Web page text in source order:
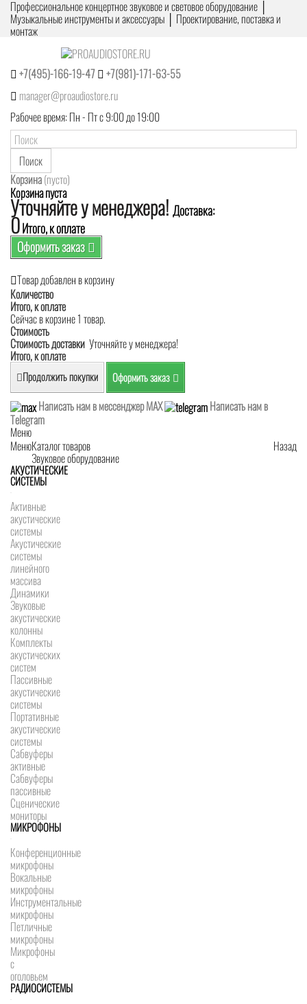
Профессиональное концертное звуковое и световое оборудование │
Музыкальные инструменты и аксессуары │ Проектирование, поставка и
монтаж
+7(495)-166-19-47
+7(981)-171-63-55
manager@proaudiostore.ru
Рабочее время: Пн - Пт с 9:00 до 19:00
Поиск
Корзина(пусто)
Корзина пуста
Уточняйте у менеджера! Доставка:
0Итого, к оплате
Оформить заказ
Товар добавлен в корзину
Количество
Итого, к оплате
Сейчас в корзине 1 товар.
Стоимость
Стоимость доставки Уточняйте у менеджера!
Итого, к оплате
Продолжить покупки Оформить заказ
Написать нам в мессенджер MAX
Написать нам в
Telegram
Меню
Меню
Назад
Каталог товаров
Звуковое оборудование
АКУСТИЧЕСКИЕ
СИСТЕМЫ
Активные
акустические
системы
Акустические
системы
линейного
массива
Динамики
Звуковые
акустические
колонны
Комплекты
акустических
систем
Пассивные
акустические
системы
Портативные
акустические
системы
Сабвуферы
активные
Сабвуферы
пассивные
Сценические
мониторы
МИКРОФОНЫ
Конференционные
микрофоны
Вокальные
микрофоны
Инструментальные
микрофоны
Петличные
микрофоны
Микрофоны
с
оголовьем
РАДИОСИСТЕМЫ